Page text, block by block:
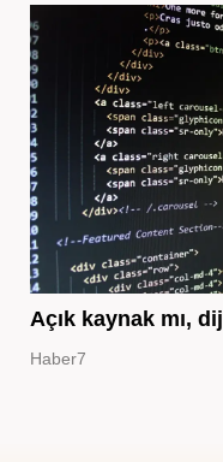
Açık kaynak mı,
Haber7